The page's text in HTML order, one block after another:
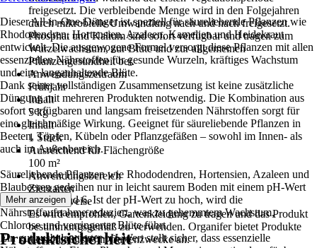
freigesetzt. Die verbleibende Menge wird in den Folgejahren
durch mikrobielle Umwandlung nach und nach freigesetzt.
Phosphat und Kalium sind sofort verfügbar und tragen zum
Wurzelwachstum, zur Blüte und zur allgemeinen
Pflanzengesundheit bei.
Anwendungszeitraum
Frühjahr
Inhalt
5 kg
Inhalt
1 Stück
Ausreichend für Flächengröße
100 m²
Anwendungsbereich
Ziergarten
Warnhinweise
Es wird empfohlen, Gartenkleidung zu tragen und das Produkt
bestimmungsgemäß zu verwenden. Organifer bietet Produkte
ausschließlich für Gartenzwecke an.
Dieser All-in-One-Dünger ist speziell für säureliebende Pflanzen wie
Rhododendren, Hortensien, Azaleen, Kamelien und Heidekraut
entwickelt. Die ausgewogene Formel versorgt diese Pflanzen mit allen
essenziellen Nährstoffen für gesunde Wurzeln, kräftiges Wachstum
und eine langanhaltende Blüte.
Dank seiner vollständigen Zusammensetzung ist keine zusätzliche
Düngung mit mehreren Produkten notwendig. Die Kombination aus
sofort verfügbaren und langsam freisetzenden Nährstoffen sorgt für
eine gleichmäßige Wirkung. Geeignet für säureliebende Pflanzen in
Beeten, Töpfen, Kübeln oder Pflanzgefäßen – sowohl im Innen- als
auch im Außenbereich.
Säureliebende Pflanzen wie Rhododendren, Hortensien, Azaleen und
Blaubeeren gedeihen nur in leicht saurem Boden mit einem pH-Wert
zwischen 4,5 und 6. Ist der pH-Wert zu hoch, wird die
Nährstoffaufnahme reduziert, was zu gehemmtem Wachstum,
Chlorose und verringerter Blüte führt.
Ein gut ausbalancierter pH-Wert stellt sicher, dass essenzielle
Mehr anzeigen
Produktsicherheit